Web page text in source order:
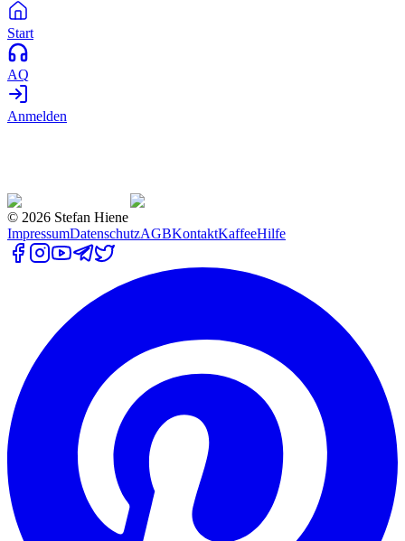
Start
AQ
Anmelden
© 2026 Stefan Hiene
ImpressumDatenschutzAGBKontaktKaffeeHilfe